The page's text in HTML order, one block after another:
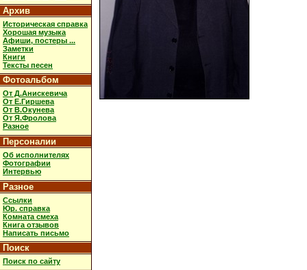
Архив
Историческая справка
Хорошая музыка
Афиши, постеры ...
Заметки
Книги
Тексты песен
Фотоальбом
От Д.Анискевича
От Е.Гиршева
От В.Окунева
От Я.Фролова
Разное
Персоналии
Об исполнителях
Фотографии
Интервью
Разное
Ссылки
Юр. справка
Комната смеха
Книга отзывов
Написать письмо
Поиск
Поиск по сайту